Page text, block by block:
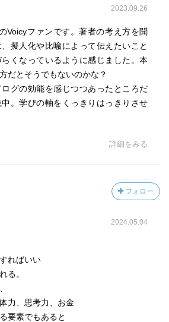
2023.09.26
Voicyファンです。著者の考え方を聞
擬人化や比喩によって伝えたいこと
くなっているように感じました。本
だとそうでもないのかな？
グの効能を感じつつあったところだ
。学びの軸をくっきりはっきりさせ
詳細をみる
フォロー
2024.05.04
ればいい
る。
力、思考力、お金
要素でもあると